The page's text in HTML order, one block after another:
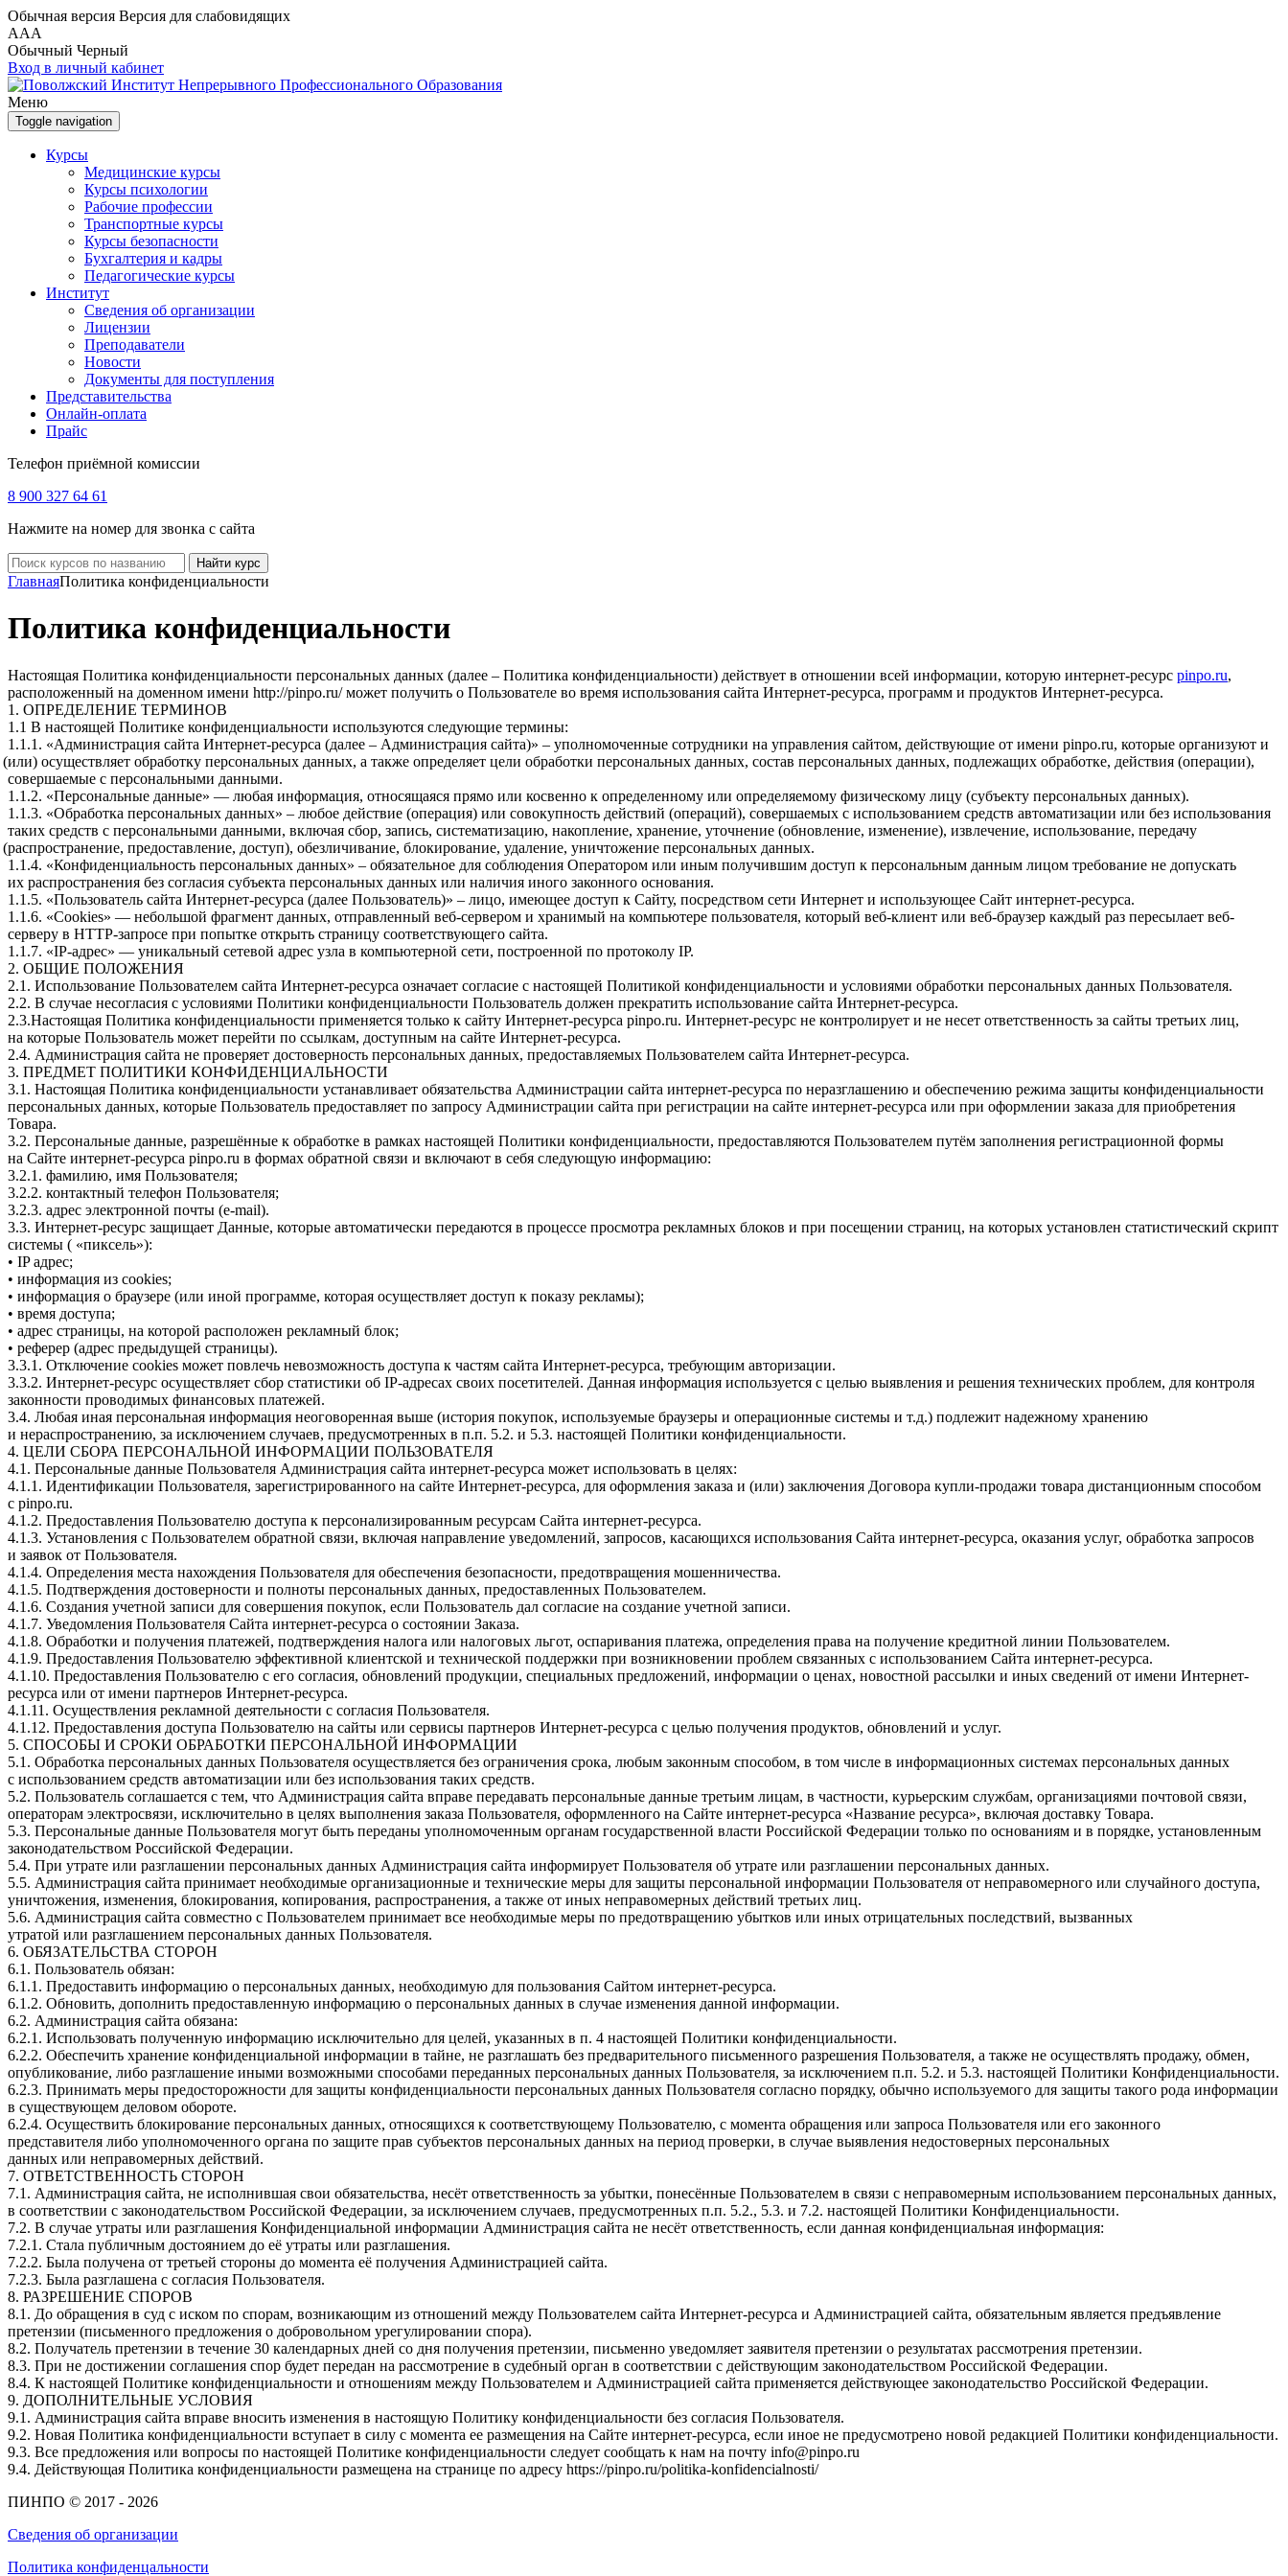
Обычная версия Версия для слабовидящих
AAA
Обычный Черный
Вход в личный кабинет
Меню
Toggle navigation
Курсы
Медицинские курсы
Курсы психологии
Рабочие профессии
Транспортные курсы
Курсы безопасности
Бухгалтерия и кадры
Педагогические курсы
Институт
Сведения об организации
Лицензии
Преподаватели
Новости
Документы для поступления
Представительства
Онлайн-оплата
Прайс
Телефон приёмной комиссии
8 900 327 64 61
Нажмите на номер для звонка с сайта
Найти курс
ГлавнаяПолитика конфиденциальности
Политика конфиденциальности
Настоящая Политика конфиденциальности персональных данных (далее – Политика конфиденциальности) действует в отношении всей информации, которую интернет-ресурс pinpo.ru,
расположенный на доменном имени http://pinpo.ru/ может получить о Пользователе во время использования сайта Интернет-ресурса, программ и продуктов Интернет-ресурса.
1. ОПРЕДЕЛЕНИЕ ТЕРМИНОВ
1.1 В настоящей Политике конфиденциальности используются следующие термины:
1.1.1. «Администрация сайта Интернет-ресурса (далее – Администрация сайта)» – уполномоченные сотрудники на управления сайтом, действующие от имени pinpo.ru, которые организуют и
(или) осуществляет обработку персональных данных, а также определяет цели обработки персональных данных, состав персональных данных, подлежащих обработке, действия (операции),
совершаемые с персональными данными.
1.1.2. «Персональные данные» — любая информация, относящаяся прямо или косвенно к определенному или определяемому физическому лицу (субъекту персональных данных).
1.1.3. «Обработка персональных данных» – любое действие (операция) или совокупность действий (операций), совершаемых с использованием средств автоматизации или без использования
таких средств с персональными данными, включая сбор, запись, систематизацию, накопление, хранение, уточнение (обновление, изменение), извлечение, использование, передачу
(распространение, предоставление, доступ), обезличивание, блокирование, удаление, уничтожение персональных данных.
1.1.4. «Конфиденциальность персональных данных» – обязательное для соблюдения Оператором или иным получившим доступ к персональным данным лицом требование не допускать
их распространения без согласия субъекта персональных данных или наличия иного законного основания.
1.1.5. «Пользователь сайта Интернет-ресурса (далее Пользователь)» – лицо, имеющее доступ к Сайту, посредством сети Интернет и использующее Сайт интернет-ресурса.
1.1.6. «Cookies» — небольшой фрагмент данных, отправленный веб-сервером и хранимый на компьютере пользователя, который веб-клиент или веб-браузер каждый раз пересылает веб-
серверу в HTTP-запросе при попытке открыть страницу соответствующего сайта.
1.1.7. «IP-адрес» — уникальный сетевой адрес узла в компьютерной сети, построенной по протоколу IP.
2. ОБЩИЕ ПОЛОЖЕНИЯ
2.1. Использование Пользователем сайта Интернет-ресурса означает согласие с настоящей Политикой конфиденциальности и условиями обработки персональных данных Пользователя.
2.2. В случае несогласия с условиями Политики конфиденциальности Пользователь должен прекратить использование сайта Интернет-ресурса.
2.3.Настоящая Политика конфиденциальности применяется только к сайту Интернет-ресурса pinpo.ru. Интернет-ресурс не контролирует и не несет ответственность за сайты третьих лиц,
на которые Пользователь может перейти по ссылкам, доступным на сайте Интернет-ресурса.
2.4. Администрация сайта не проверяет достоверность персональных данных, предоставляемых Пользователем сайта Интернет-ресурса.
3. ПРЕДМЕТ ПОЛИТИКИ КОНФИДЕНЦИАЛЬНОСТИ
3.1. Настоящая Политика конфиденциальности устанавливает обязательства Администрации сайта интернет-ресурса по неразглашению и обеспечению режима защиты конфиденциальности
персональных данных, которые Пользователь предоставляет по запросу Администрации сайта при регистрации на сайте интернет-ресурса или при оформлении заказа для приобретения
Товара.
3.2. Персональные данные, разрешённые к обработке в рамках настоящей Политики конфиденциальности, предоставляются Пользователем путём заполнения регистрационной формы
на Сайте интернет-ресурса pinpo.ru в формах обратной связи и включают в себя следующую информацию:
3.2.1. фамилию, имя Пользователя;
3.2.2. контактный телефон Пользователя;
3.2.3. адрес электронной почты (e-mail).
3.3. Интернет-ресурс защищает Данные, которые автоматически передаются в процессе просмотра рекламных блоков и при посещении страниц, на которых установлен статистический скрипт
системы ( «пиксель»):
• IP адрес;
• информация из cookies;
• информация о браузере (или иной программе, которая осуществляет доступ к показу рекламы);
• время доступа;
• адрес страницы, на которой расположен рекламный блок;
• реферер (адрес предыдущей страницы).
3.3.1. Отключение cookies может повлечь невозможность доступа к частям сайта Интернет-ресурса, требующим авторизации.
3.3.2. Интернет-ресурс осуществляет сбор статистики об IP-адресах своих посетителей. Данная информация используется с целью выявления и решения технических проблем, для контроля
законности проводимых финансовых платежей.
3.4. Любая иная персональная информация неоговоренная выше (история покупок, используемые браузеры и операционные системы и т.д.) подлежит надежному хранению
и нераспространению, за исключением случаев, предусмотренных в п.п. 5.2. и 5.3. настоящей Политики конфиденциальности.
4. ЦЕЛИ СБОРА ПЕРСОНАЛЬНОЙ ИНФОРМАЦИИ ПОЛЬЗОВАТЕЛЯ
4.1. Персональные данные Пользователя Администрация сайта интернет-ресурса может использовать в целях:
4.1.1. Идентификации Пользователя, зарегистрированного на сайте Интернет-ресурса, для оформления заказа и (или) заключения Договора купли-продажи товара дистанционным способом
с pinpo.ru.
4.1.2. Предоставления Пользователю доступа к персонализированным ресурсам Сайта интернет-ресурса.
4.1.3. Установления с Пользователем обратной связи, включая направление уведомлений, запросов, касающихся использования Сайта интернет-ресурса, оказания услуг, обработка запросов
и заявок от Пользователя.
4.1.4. Определения места нахождения Пользователя для обеспечения безопасности, предотвращения мошенничества.
4.1.5. Подтверждения достоверности и полноты персональных данных, предоставленных Пользователем.
4.1.6. Создания учетной записи для совершения покупок, если Пользователь дал согласие на создание учетной записи.
4.1.7. Уведомления Пользователя Сайта интернет-ресурса о состоянии Заказа.
4.1.8. Обработки и получения платежей, подтверждения налога или налоговых льгот, оспаривания платежа, определения права на получение кредитной линии Пользователем.
4.1.9. Предоставления Пользователю эффективной клиентской и технической поддержки при возникновении проблем связанных с использованием Сайта интернет-ресурса.
4.1.10. Предоставления Пользователю с его согласия, обновлений продукции, специальных предложений, информации о ценах, новостной рассылки и иных сведений от имени Интернет-
ресурса или от имени партнеров Интернет-ресурса.
4.1.11. Осуществления рекламной деятельности с согласия Пользователя.
4.1.12. Предоставления доступа Пользователю на сайты или сервисы партнеров Интернет-ресурса с целью получения продуктов, обновлений и услуг.
5. СПОСОБЫ И СРОКИ ОБРАБОТКИ ПЕРСОНАЛЬНОЙ ИНФОРМАЦИИ
5.1. Обработка персональных данных Пользователя осуществляется без ограничения срока, любым законным способом, в том числе в информационных системах персональных данных
с использованием средств автоматизации или без использования таких средств.
5.2. Пользователь соглашается с тем, что Администрация сайта вправе передавать персональные данные третьим лицам, в частности, курьерским службам, организациями почтовой связи,
операторам электросвязи, исключительно в целях выполнения заказа Пользователя, оформленного на Сайте интернет-ресурса «Название ресурса», включая доставку Товара.
5.3. Персональные данные Пользователя могут быть переданы уполномоченным органам государственной власти Российской Федерации только по основаниям и в порядке, установленным
законодательством Российской Федерации.
5.4. При утрате или разглашении персональных данных Администрация сайта информирует Пользователя об утрате или разглашении персональных данных.
5.5. Администрация сайта принимает необходимые организационные и технические меры для защиты персональной информации Пользователя от неправомерного или случайного доступа,
уничтожения, изменения, блокирования, копирования, распространения, а также от иных неправомерных действий третьих лиц.
5.6. Администрация сайта совместно с Пользователем принимает все необходимые меры по предотвращению убытков или иных отрицательных последствий, вызванных
утратой или разглашением персональных данных Пользователя.
6. ОБЯЗАТЕЛЬСТВА СТОРОН
6.1. Пользователь обязан:
6.1.1. Предоставить информацию о персональных данных, необходимую для пользования Сайтом интернет-ресурса.
6.1.2. Обновить, дополнить предоставленную информацию о персональных данных в случае изменения данной информации.
6.2. Администрация сайта обязана:
6.2.1. Использовать полученную информацию исключительно для целей, указанных в п. 4 настоящей Политики конфиденциальности.
6.2.2. Обеспечить хранение конфиденциальной информации в тайне, не разглашать без предварительного письменного разрешения Пользователя, а также не осуществлять продажу, обмен,
опубликование, либо разглашение иными возможными способами переданных персональных данных Пользователя, за исключением п.п. 5.2. и 5.3. настоящей Политики Конфиденциальности.
6.2.3. Принимать меры предосторожности для защиты конфиденциальности персональных данных Пользователя согласно порядку, обычно используемого для защиты такого рода информации
в существующем деловом обороте.
6.2.4. Осуществить блокирование персональных данных, относящихся к соответствующему Пользователю, с момента обращения или запроса Пользователя или его законного
представителя либо уполномоченного органа по защите прав субъектов персональных данных на период проверки, в случае выявления недостоверных персональных
данных или неправомерных действий.
7. ОТВЕТСТВЕННОСТЬ СТОРОН
7.1. Администрация сайта, не исполнившая свои обязательства, несёт ответственность за убытки, понесённые Пользователем в связи с неправомерным использованием персональных данных,
в соответствии с законодательством Российской Федерации, за исключением случаев, предусмотренных п.п. 5.2., 5.3. и 7.2. настоящей Политики Конфиденциальности.
7.2. В случае утраты или разглашения Конфиденциальной информации Администрация сайта не несёт ответственность, если данная конфиденциальная информация:
7.2.1. Стала публичным достоянием до её утраты или разглашения.
7.2.2. Была получена от третьей стороны до момента её получения Администрацией сайта.
7.2.3. Была разглашена с согласия Пользователя.
8. РАЗРЕШЕНИЕ СПОРОВ
8.1. До обращения в суд с иском по спорам, возникающим из отношений между Пользователем сайта Интернет-ресурса и Администрацией сайта, обязательным является предъявление
претензии (письменного предложения о добровольном урегулировании спора).
8.2. Получатель претензии в течение 30 календарных дней со дня получения претензии, письменно уведомляет заявителя претензии о результатах рассмотрения претензии.
8.3. При не достижении соглашения спор будет передан на рассмотрение в судебный орган в соответствии с действующим законодательством Российской Федерации.
8.4. К настоящей Политике конфиденциальности и отношениям между Пользователем и Администрацией сайта применяется действующее законодательство Российской Федерации.
9. ДОПОЛНИТЕЛЬНЫЕ УСЛОВИЯ
9.1. Администрация сайта вправе вносить изменения в настоящую Политику конфиденциальности без согласия Пользователя.
9.2. Новая Политика конфиденциальности вступает в силу с момента ее размещения на Сайте интернет-ресурса, если иное не предусмотрено новой редакцией Политики конфиденциальности.
9.3. Все предложения или вопросы по настоящей Политике конфиденциальности следует сообщать к нам на почту info@pinpo.ru
9.4. Действующая Политика конфиденциальности размещена на странице по адресу https://pinpo.ru/politika-konfidencialnosti/
ПИНПО © 2017 - 2026
Сведения об организации
Политика конфиденцальности